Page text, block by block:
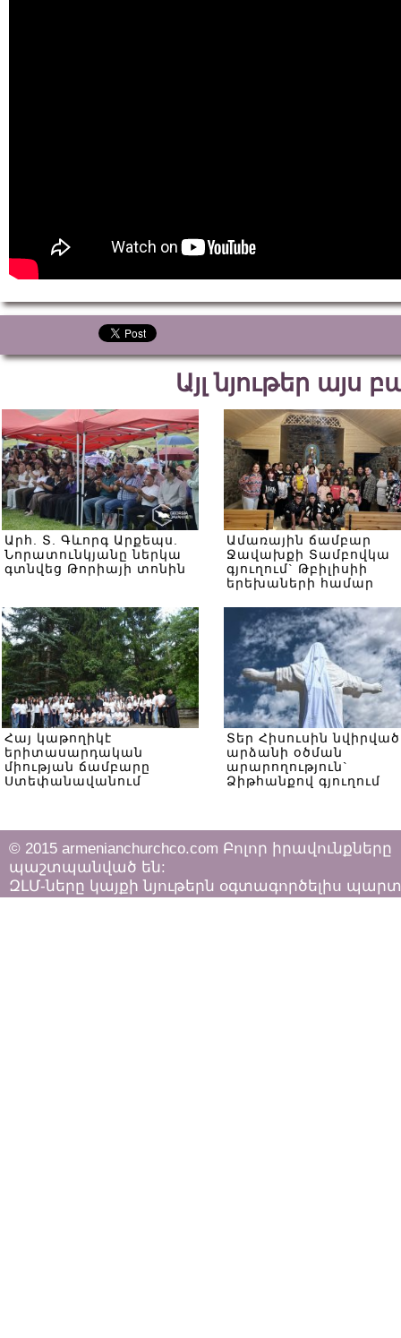
Այլ նյութեր այս
Արհ. Տ. Գևորգ Արքեպս.
Նորատունկյանը ներկա
գտնվեց Թորիայի տոնին
Ամառային ճամբար
Ջավախքի Տամբովկա
գյուղում` Թբիլիսիի
երեխաների համար
Հայ կաթողիկէ
երիտասարդական
միության ճամբարը
Ստեփանավանում
Տեր Հիսուսին նվիրված
արձանի օծման
արարողություն`
Ձիթհանքով գյուղում
© 2015 armenianchurchco.com Բոլոր իրավունքները
պաշտպանված են:
ԶԼՄ-ները կայքի նյութերն օգտագործելիս